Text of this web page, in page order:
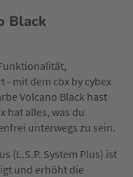
Black
mit dem cbx by cybex
Volcano Black hast
hat alles, was du
unterwegs zu sein.
(L.S.P. System Plus) ist
und erhöht die